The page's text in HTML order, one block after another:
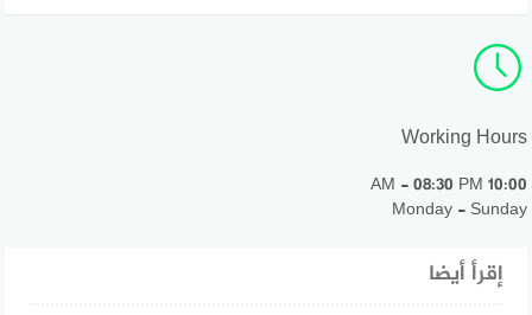
Working Hours
10:00 AM - 08:30 PM
Monday - Sunday
إقرأ أيضا